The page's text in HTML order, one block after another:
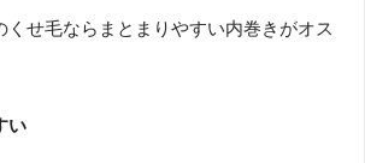
せ毛ならまとまりやすい内巻きがオス
い